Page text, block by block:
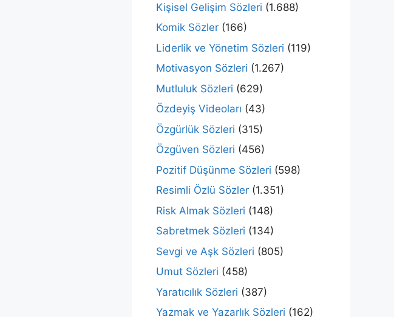
Kişisel Gelişim Sözleri (1.688)
Komik Sözler (166)
Liderlik ve Yönetim Sözleri (119)
Motivasyon Sözleri (1.267)
Mutluluk Sözleri (629)
Özdeyiş Videoları (43)
Özgürlük Sözleri (315)
Özgüven Sözleri (456)
Pozitif Düşünme Sözleri (598)
Resimli Özlü Sözler (1.351)
Risk Almak Sözleri (148)
Sabretmek Sözleri (134)
Sevgi ve Aşk Sözleri (805)
Umut Sözleri (458)
Yaratıcılık Sözleri (387)
Yazmak ve Yazarlık Sözleri (162)